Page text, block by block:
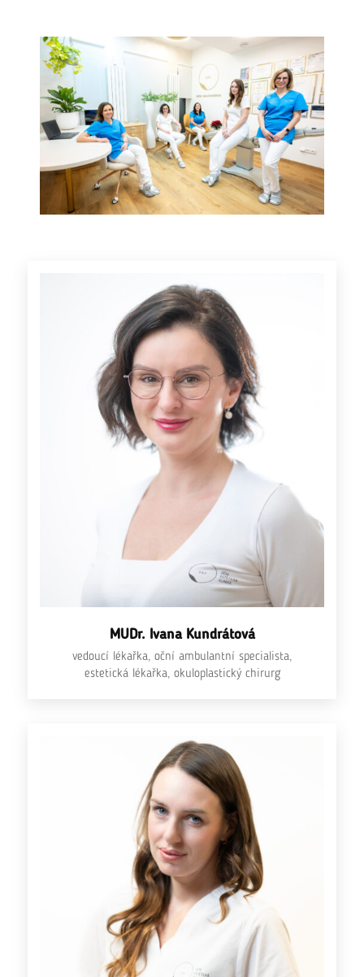
MUDr. Ivana Kundrátová
vedoucí lékařka, oční ambulantní specialista,
estetická lékařka, okuloplastický chirurg